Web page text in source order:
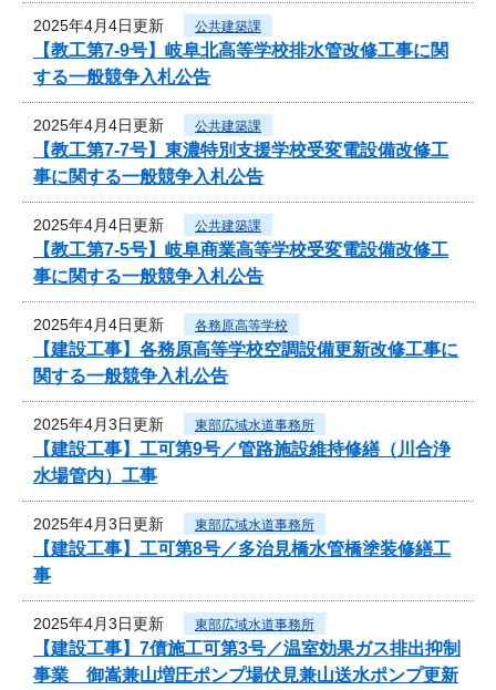
2025年4月4日更新 公共建築課
【教工第7-9号】岐阜北高等学校排水管改修工事に関
する一般競争入札公告
2025年4月4日更新 公共建築課
【教工第7-7号】東濃特別支援学校受変電設備改修工
事に関する一般競争入札公告
2025年4月4日更新 公共建築課
【教工第7-5号】岐阜商業高等学校受変電設備改修工
事に関する一般競争入札公告
2025年4月4日更新 各務原高等学校
【建設工事】各務原高等学校空調設備更新改修工事に
関する一般競争入札公告
2025年4月3日更新 東部広域水道事務所
【建設工事】工可第9号／管路施設維持修繕（川合浄
水場管内）工事
2025年4月3日更新 東部広域水道事務所
【建設工事】工可第8号／多治見橋水管橋塗装修繕工
事
2025年4月3日更新 東部広域水道事務所
【建設工事】7債施工可第3号／温室効果ガス排出抑制
事業 御嵩兼山増圧ポンプ場伏見兼山送水ポンプ更新